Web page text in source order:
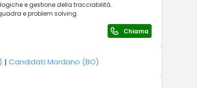
e gestione della tracciabilità.
e problem solving.
Chiama
| Candidati Mordano (BO)